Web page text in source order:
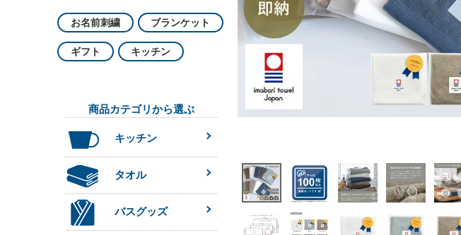
お名前刺繍 ブランケット
ギフト キッチン
商品カテゴリから選ぶ
キッチン
タオル
バスグッズ